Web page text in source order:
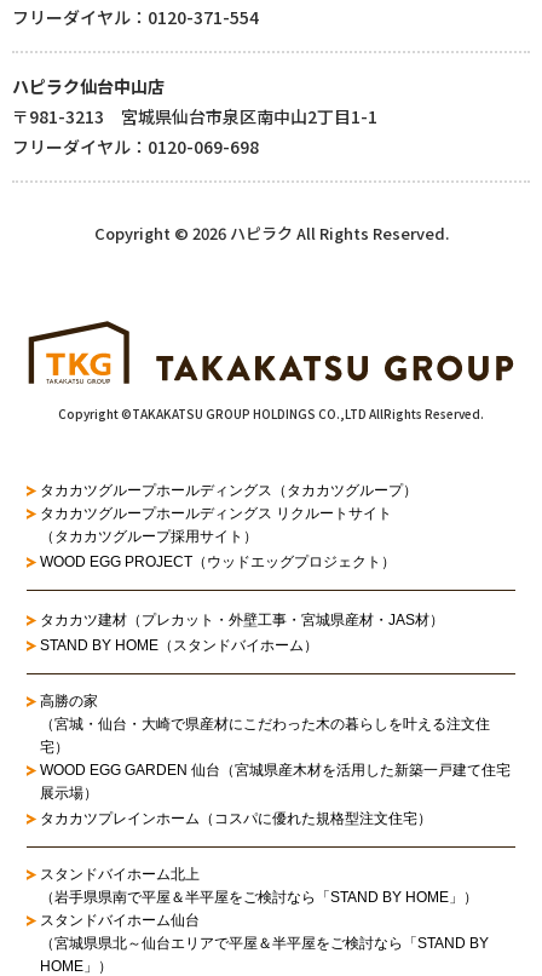
フリーダイヤル：0120-371-554
ハピラク仙台中山店
〒981-3213 宮城県仙台市泉区南中山2丁目1-1
フリーダイヤル：0120-069-698
Copyright © 2026 ハピラク All Rights Reserved.
Copyright ©TAKAKATSU GROUP HOLDINGS CO.,LTD AllRights Reserved.
タカカツグループホールディングス（タカカツグループ）
タカカツグループホールディングス リクルートサイト
（タカカツグループ採用サイト）
WOOD EGG PROJECT（ウッドエッグプロジェクト）
タカカツ建材（プレカット・外壁工事・宮城県産材・JAS材）
STAND BY HOME（スタンドバイホーム）
高勝の家
（宮城・仙台・大崎で県産材にこだわった木の暮らしを叶える注文住
宅）
WOOD EGG GARDEN 仙台（宮城県産木材を活用した新築一戸建て住宅
展示場）
タカカツプレインホーム（コスパに優れた規格型注文住宅）
スタンドバイホーム北上
（岩手県県南で平屋＆半平屋をご検討なら「STAND BY HOME」）
スタンドバイホーム仙台
（宮城県県北～仙台エリアで平屋＆半平屋をご検討なら「STAND BY
HOME」）